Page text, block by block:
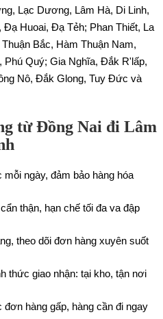
Lạc Dương, Lâm Hà, Di Linh,
Huoai, Đạ Tẻh; Phan Thiết, La
Bắc, Hàm Thuận Nam,
Phú Quý; Gia Nghĩa, Đắk R'lấp,
Nô, Đắk Glong, Tuy Đức và
từ Đồng Nai đi Lâm
ngày, đảm bảo hàng hóa
thận, hạn chế tối đa va đập
theo dõi đơn hàng xuyên suốt
thức giao nhận: tại kho, tận nơi
hàng gấp, hàng cần đi ngay